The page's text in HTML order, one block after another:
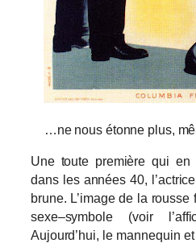
…ne nous étonne plus,
Une toute première qui en
dans les années 40,
brune. L’image de la
sexe–symbole(voir
Aujourd’hui, le mannequin